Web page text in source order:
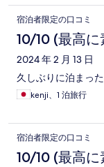
宿泊者限定の口コミ
10/10 (最高
2024 年 2 月 13 日
久しぶりに泊まっ
kenji、1 泊旅行
宿泊者限定の口コミ
10/10 (最高